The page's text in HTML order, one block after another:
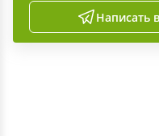
Написать